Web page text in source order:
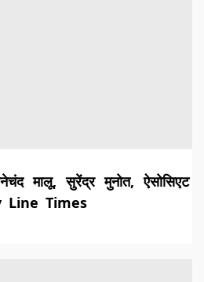
मालू, सुरेंद्र मुनोत, ऐसोसिएट
Line Times